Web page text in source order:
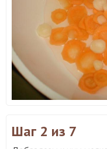
Шаг 2 из 7